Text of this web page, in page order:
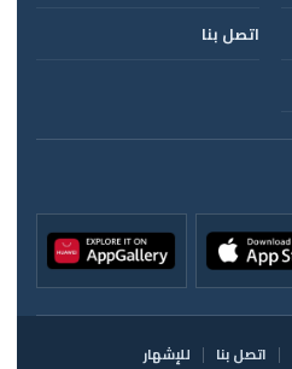
اتصل بنا
اتصل بنا للإشهار